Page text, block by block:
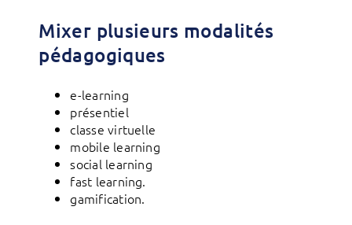
Mixer plusieurs modalités
pédagogiques
e-learning
présentiel
classe virtuelle
mobile learning
social learning
fast learning.
gamification.